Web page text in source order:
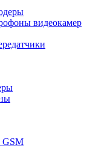
видеокамер
GSM